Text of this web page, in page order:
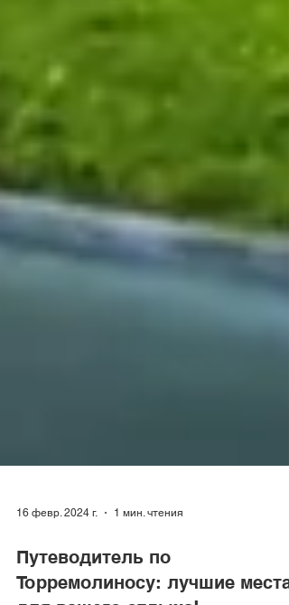
16 февр. 2024 г. 1 мин. чтения